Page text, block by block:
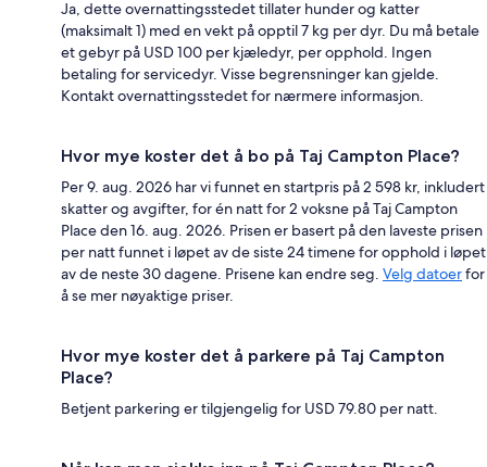
Ja, dette overnattingsstedet tillater hunder og katter
(maksimalt 1) med en vekt på opptil 7 kg per dyr. Du må betale
et gebyr på USD 100 per kjæledyr, per opphold. Ingen
betaling for servicedyr. Visse begrensninger kan gjelde.
Kontakt overnattingsstedet for nærmere informasjon.
Hvor mye koster det å bo på Taj Campton Place?
Per 9. aug. 2026 har vi funnet en startpris på 2 598 kr, inkludert
skatter og avgifter, for én natt for 2 voksne på Taj Campton
Place den 16. aug. 2026. Prisen er basert på den laveste prisen
per natt funnet i løpet av de siste 24 timene for opphold i løpet
av de neste 30 dagene. Prisene kan endre seg. Velg datoerfor
å se mer nøyaktige priser.
Hvor mye koster det å parkere på Taj Campton
Place?
Betjent parkering er tilgjengelig for USD 79.80 per natt.